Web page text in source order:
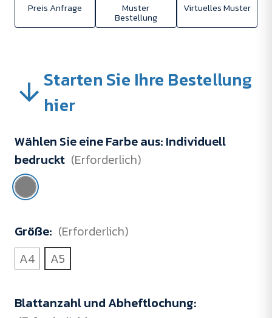
Preis Anfrage Muster
Bestellung
Virtuelles Muster
Starten Sie Ihre Bestellung
hier
Wählen Sie eine Farbe aus: Individuell
bedruckt (Erforderlich)
Größe: (Erforderlich)
A4
A5
Blattanzahl und Abheftlochung: